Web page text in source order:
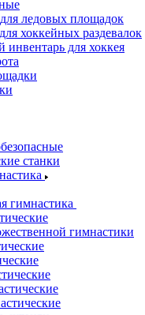
ледовых площадок
хоккейных раздевалок
для хоккея
станки
гимнастика
гимнастики